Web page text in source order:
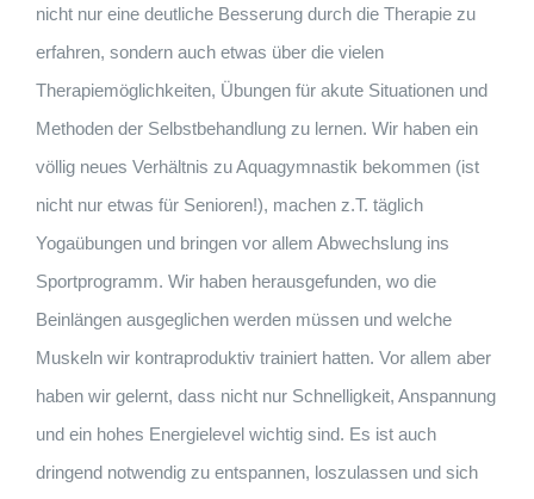
nicht nur eine deutliche Besserung durch die Therapie zu
erfahren, sondern auch etwas über die vielen
Therapiemöglichkeiten, Übungen für akute Situationen und
Methoden der Selbstbehandlung zu lernen. Wir haben ein
völlig neues Verhältnis zu Aquagymnastik bekommen (ist
nicht nur etwas für Senioren!), machen z.T. täglich
Yogaübungen und bringen vor allem Abwechslung ins
Sportprogramm. Wir haben herausgefunden, wo die
Beinlängen ausgeglichen werden müssen und welche
Muskeln wir kontraproduktiv trainiert hatten. Vor allem aber
haben wir gelernt, dass nicht nur Schnelligkeit, Anspannung
und ein hohes Energielevel wichtig sind. Es ist auch
dringend notwendig zu entspannen, loszulassen und sich